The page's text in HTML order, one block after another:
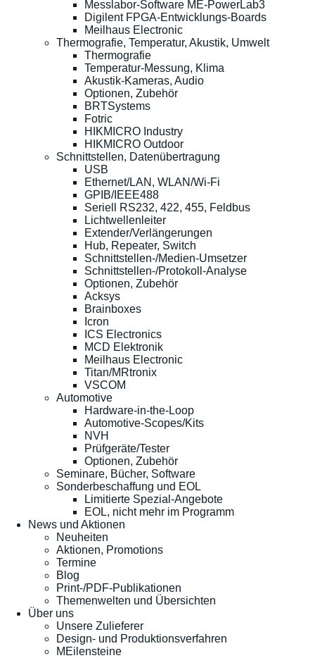
Messlabor-Software ME-PowerLab3
Digilent FPGA-Entwicklungs-Boards
Meilhaus Electronic
Thermografie, Temperatur, Akustik, Umwelt
Thermografie
Temperatur-Messung, Klima
Akustik-Kameras, Audio
Optionen, Zubehör
BRTSystems
Fotric
HIKMICRO Industry
HIKMICRO Outdoor
Schnittstellen, Datenübertragung
USB
Ethernet/LAN, WLAN/Wi-Fi
GPIB/IEEE488
Seriell RS232, 422, 455, Feldbus
Lichtwellenleiter
Extender/Verlängerungen
Hub, Repeater, Switch
Schnittstellen-/Medien-Umsetzer
Schnittstellen-/Protokoll-Analyse
Optionen, Zubehör
Acksys
Brainboxes
Icron
ICS Electronics
MCD Elektronik
Meilhaus Electronic
Titan/MRtronix
VSCOM
Automotive
Hardware-in-the-Loop
Automotive-Scopes/Kits
NVH
Prüfgeräte/Tester
Optionen, Zubehör
Seminare, Bücher, Software
Sonderbeschaffung und EOL
Limitierte Spezial-Angebote
EOL, nicht mehr im Programm
News und Aktionen
Neuheiten
Aktionen, Promotions
Termine
Blog
Print-/PDF-Publikationen
Themenwelten und Übersichten
Über uns
Unsere Zulieferer
Design- und Produktionsverfahren
MEilensteine